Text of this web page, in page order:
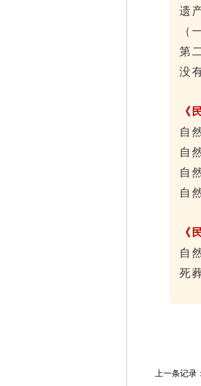
遗
（
第
没
《
自
自
自
自
《
自
死
上一条记录：